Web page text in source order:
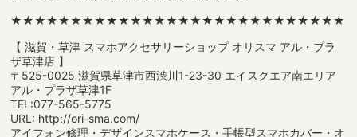
【 滋賀・草津 スマホアクセサリーショップ オリスマ アル・プラ
ザ草津店 】
〒525-0025 滋賀県草津市西渋川1-23-30 エイスクエア南エリア
アル・プラザ草津1F
TEL:077-565-5775
URL: http://ori-sma.com/
アイフォン修理・デザインスマホケース・手帳型スマホカバー・オ